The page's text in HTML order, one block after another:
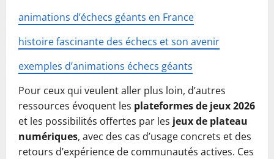
animations d’échecs géants en France
histoire fascinante des échecs et son avenir
exemples d’animations échecs géants
Pour ceux qui veulent aller plus loin, d’autres
ressources évoquent les plateformes de jeux 2026
et les possibilités offertes par les jeux de plateau
numériques, avec des cas d’usage concrets et des
retours d’expérience de communautés actives. Ces